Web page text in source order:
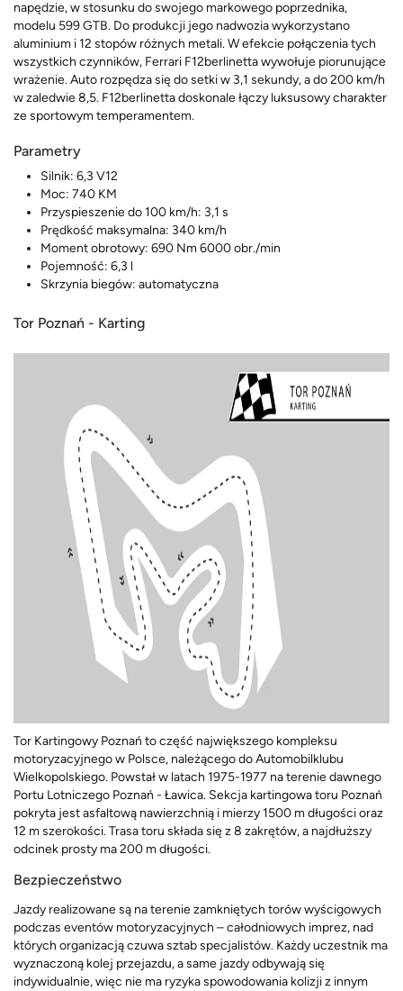
napędzie, w stosunku do swojego markowego poprzednika,
modelu 599 GTB. Do produkcji jego nadwozia wykorzystano
aluminium i 12 stopów różnych metali. W efekcie połączenia tych
wszystkich czynników, Ferrari F12berlinetta wywołuje piorunujące
wrażenie. Auto rozpędza się do setki w 3,1 sekundy, a do 200 km/h
w zaledwie 8,5. F12berlinetta doskonale łączy luksusowy charakter
ze sportowym temperamentem.
Parametry
Silnik: 6,3 V12
Moc: 740 KM
Przyspieszenie do 100 km/h: 3,1 s
Prędkość maksymalna: 340 km/h
Moment obrotowy: 690 Nm 6000 obr./min
Pojemność: 6,3 l
Skrzynia biegów: automatyczna
Tor Poznań - Karting
Tor Kartingowy Poznań to część największego kompleksu
motoryzacyjnego w Polsce, należącego do Automobilklubu
Wielkopolskiego. Powstał w latach 1975-1977 na terenie dawnego
Portu Lotniczego Poznań - Ławica. Sekcja kartingowa toru Poznań
pokryta jest asfaltową nawierzchnią i mierzy 1500 m długości oraz
12 m szerokości. Trasa toru składa się z 8 zakrętów, a najdłuższy
odcinek prosty ma 200 m długości.
Bezpieczeństwo
Jazdy realizowane są na terenie zamkniętych torów wyścigowych
podczas eventów motoryzacyjnych – całodniowych imprez, nad
których organizacją czuwa sztab specjalistów. Każdy uczestnik ma
wyznaczoną kolej przejazdu, a same jazdy odbywają się
indywidualnie, więc nie ma ryzyka spowodowania kolizji z innym